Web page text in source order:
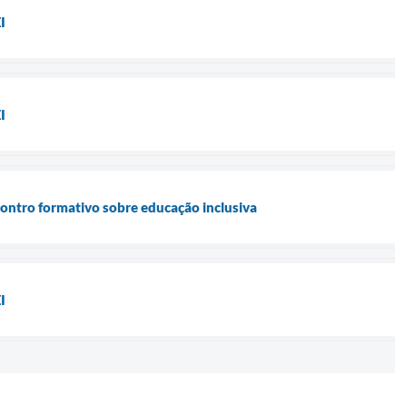
formativo sobre educação inclusiva